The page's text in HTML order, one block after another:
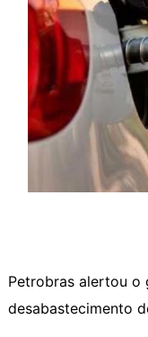
Petrobras alertou o
desabastecimento